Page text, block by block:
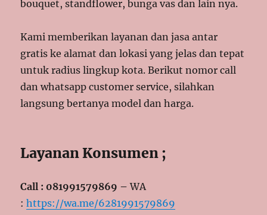
bouquet, standflower, bunga vas dan lain nya.
Kami memberikan layanan dan jasa antar
gratis ke alamat dan lokasi yang jelas dan tepat
untuk radius lingkup kota. Berikut nomor call
dan whatsapp customer service, silahkan
langsung bertanya model dan harga.
Layanan Konsumen ;
Call : 081991579869 –WA
:https://wa.me/6281991579869